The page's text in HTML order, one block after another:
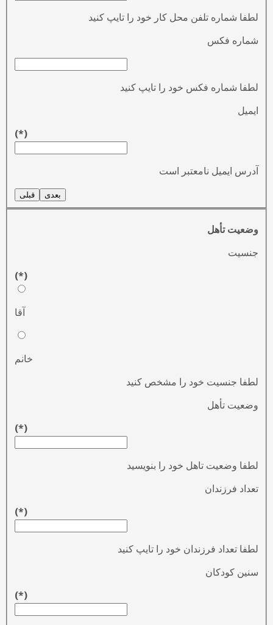
لطفا شماره تلفن محل کار خود را تایپ کنید
شماره فکس
لطفا شماره فکس خود را تایپ کنید
ایمیل
(*)
آدرس ایمیل نامعتبر است
قبلی بعدی
وضعیت تأهل
جنسیت
(*)
آقا
خانم
لطفا جنسیت خود را مشخص کنید
وضعیت تأهل
(*)
لطفا وضعیت تاهل خود را بنویسید
تعداد فرزندان
(*)
لطفا تعداد فرزندان خود را تایپ کنید
سنین کودکان
(*)